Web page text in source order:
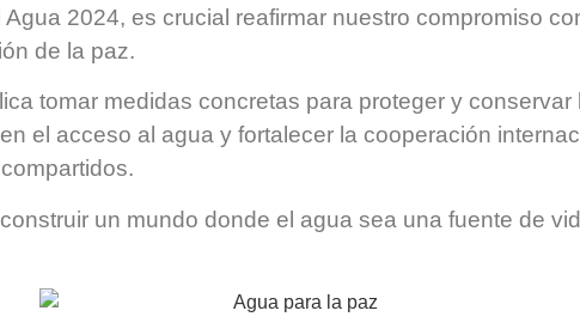
2024, es crucial reafirmar nuestro compromiso
de la paz.
tomar medidas concretas para proteger y
el acceso al agua y fortalecer la cooperación
un mundo donde el agua sea una fuente de